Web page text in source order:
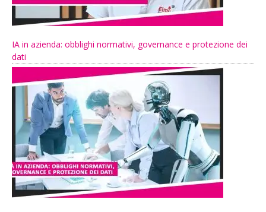
IA in azienda: obblighi normativi, governance e protezione dei
dati